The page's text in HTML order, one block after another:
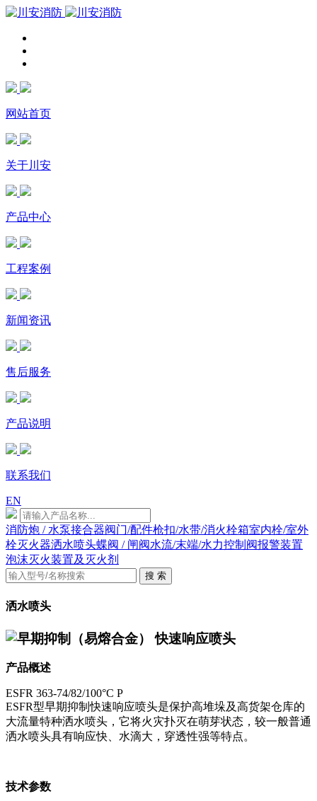
网站首页
关于川安
产品中心
工程案例
新闻资讯
售后服务
产品说明
联系我们
EN
消防炮 / 水泵接合器阀门/配件枪扣/水带/消火栓箱室内栓/室外
栓灭火器洒水喷头蝶阀 / 闸阀水流/末端/水力控制阀报警装置
泡沫灭火装置及灭火剂
搜 索
洒水喷头
早期抑制（易熔合金） 快速响应喷头
产品概述
ESFR 363-74/82/100°C P
ESFR型早期抑制快速响应喷头是保护高堆垛及高货架仓库的
大流量特种洒水喷头，它将火灾扑灭在萌芽状态，较一般普通
洒水喷头具有响应快、水滴大，穿透性强等特点。
技术参数